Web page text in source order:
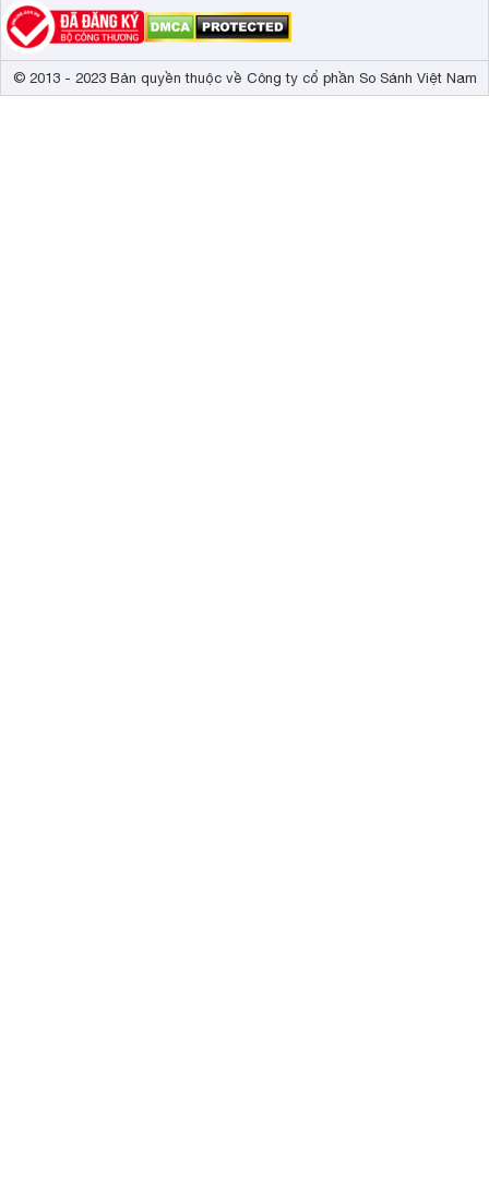
© 2013 - 2023 Bản quyền thuộc về Công ty cổ phần So Sánh Việt Nam